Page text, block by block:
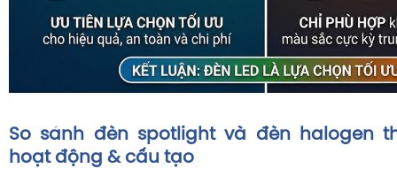
So sánh đèn spotlight và đèn halogen
hoạt động & cấu tạo